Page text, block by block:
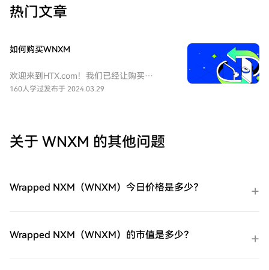
热门文章
如何购买WNXM
欢迎来到HTX.com！我们已经让购买
Wrapped NXM（WNXM）变得简单而便
户在HTX上。体验无忧的注册过程并解锁所
有平台功能。立即注册第二步：前往买币页
Wrapped NXM（WNXM）。余额购买：使
用您HTX账户余额中的资金进行无缝交易。
买：在HTX平台上直接与其他用户交易。
160人学过发布于 2024.03.29
关于 WNXM 的其他问题
Wrapped NXM（WNXM）今日价格是多少？
Wrapped NXM（WNXM）的市值是多少？